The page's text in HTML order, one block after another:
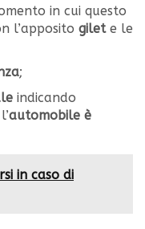
in cui questo
l’apposito gilete le
;
indicando
automobile è
in caso di